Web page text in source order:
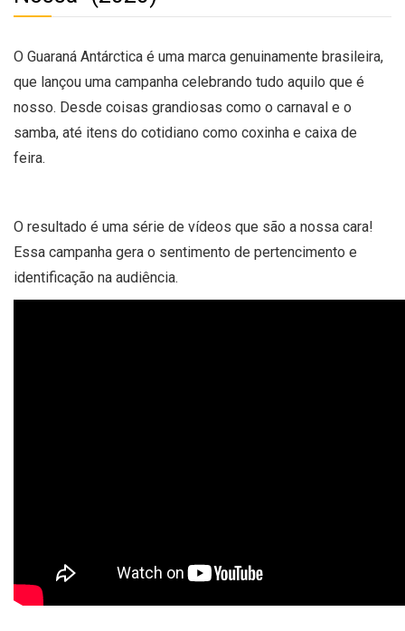
O Guaraná Antárctica é uma marca genuinamente brasileira,
que lançou uma campanha celebrando tudo aquilo que é
nosso. Desde coisas grandiosas como o carnaval e o
samba, até itens do cotidiano como coxinha e caixa de
feira.
O resultado é uma série de vídeos que são a nossa cara!
Essa campanha gera o sentimento de pertencimento e
identificação na audiência.